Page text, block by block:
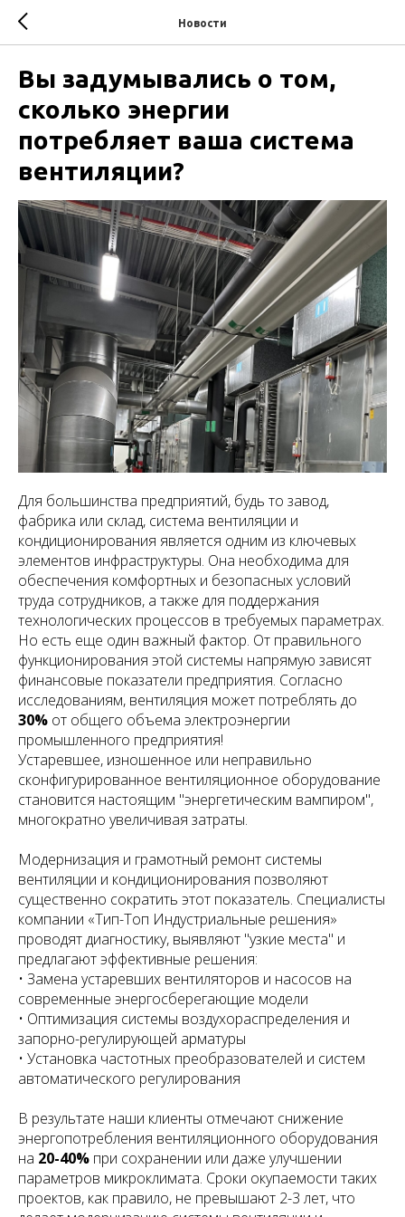
Новости
Вы задумывались о том,
сколько энергии
потребляет ваша система
вентиляции?
Для большинства предприятий, будь то завод,
фабрика или склад, система вентиляции и
кондиционирования является одним из ключевых
элементов инфраструктуры. Она необходима для
обеспечения комфортных и безопасных условий
труда сотрудников, а также для поддержания
технологических процессов в требуемых параметрах.
Но есть еще один важный фактор. От правильного
функционирования этой системы напрямую зависят
финансовые показатели предприятия. Согласно
исследованиям, вентиляция может потреблять до
30% от общего объема электроэнергии
промышленного предприятия!
Устаревшее, изношенное или неправильно
сконфигурированное вентиляционное оборудование
становится настоящим "энергетическим вампиром",
многократно увеличивая затраты.
Модернизация и грамотный ремонт системы
вентиляции и кондиционирования позволяют
существенно сократить этот показатель. Специалисты
компании «Тип-Топ Индустриальные решения»
проводят диагностику, выявляют "узкие места" и
предлагают эффективные решения:
• Замена устаревших вентиляторов и насосов на
современные энергосберегающие модели
• Оптимизация системы воздухораспределения и
запорно-регулирующей арматуры
• Установка частотных преобразователей и систем
автоматического регулирования
В результате наши клиенты отмечают снижение
энергопотребления вентиляционного оборудования
на 20-40% при сохранении или даже улучшении
параметров микроклимата. Сроки окупаемости таких
проектов, как правило, не превышают 2-3 лет, что